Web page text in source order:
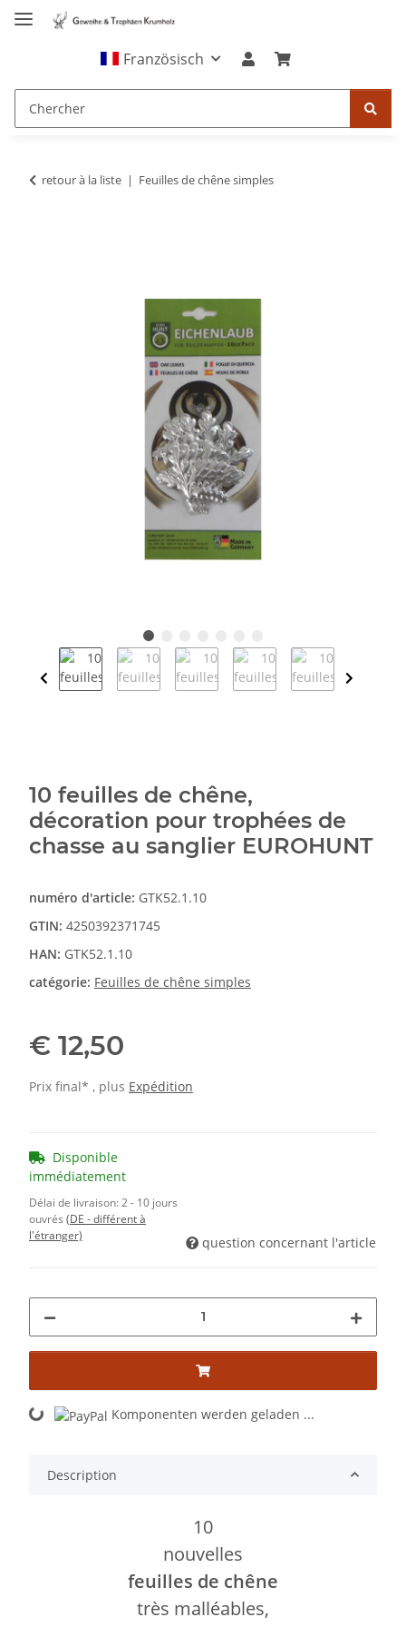
Französisch
retour à la liste Feuilles de chêne simples
10 feuilles de chêne,
décoration pour trophées de
chasse au sanglier EUROHUNT
numéro d'article: GTK52.1.10
GTIN: 4250392371745
HAN: GTK52.1.10
catégorie: Feuilles de chêne simples
€ 12,50
Prix final* , plus Expédition
Disponible
immédiatement
Délai de livraison:2 - 10 jours
ouvrés (DE - différent à
l'étranger)
question concernant l'article
Loading... Komponenten werden geladen ...
Description
10
nouvelles
feuilles de chêne
très malléables,